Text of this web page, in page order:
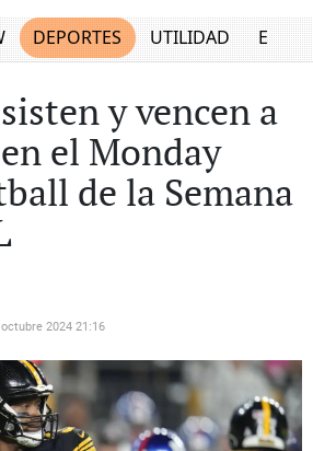
DEPORTES UTILIDAD
y vencen a
el Monday
de la Semana
2024 21:16